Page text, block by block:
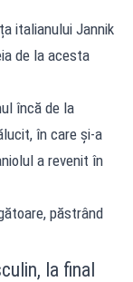
italianului Jannik
de la acesta
încă de la
în care și-a
a revenit în
păstrând
la final